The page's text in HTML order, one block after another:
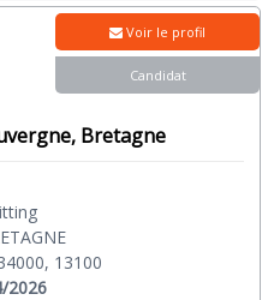
Bretagne
13100
2026
Voir le profil
Candidat